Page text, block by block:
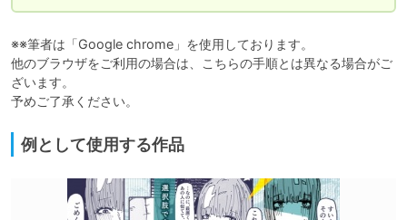
※※筆者は「Google chrome」を使用しております。
他のブラウザをご利用の場合は、こちらの手順とは異なる場合がご
ざいます。
予めご了承ください。
例として使用する作品